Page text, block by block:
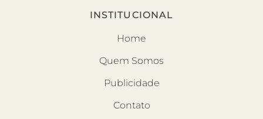
INSTITUCIONAL
Home
Quem Somos
Publicidade
Contato